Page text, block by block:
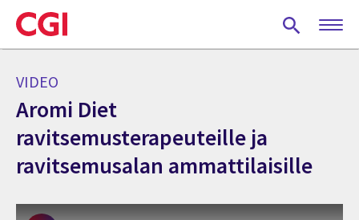
Skip
to
main
VIDEO
Aromi Diet
ravitsemusterapeuteille ja
ravitsemusalan ammattilaisille